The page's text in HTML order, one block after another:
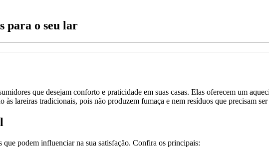
para o seu lar
que desejam conforto e praticidade em suas casas. Elas oferecem um
lareiras tradicionais, pois não produzem fumaça e nem resíduos que precisam
podem influenciar na sua satisfação. Confira os principais: